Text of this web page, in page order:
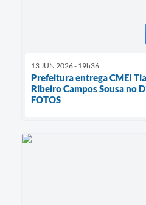
13 JUN 2026 - 19h36
Prefeitura entrega CMEI
Ribeiro Campos Sousa no
FOTOS